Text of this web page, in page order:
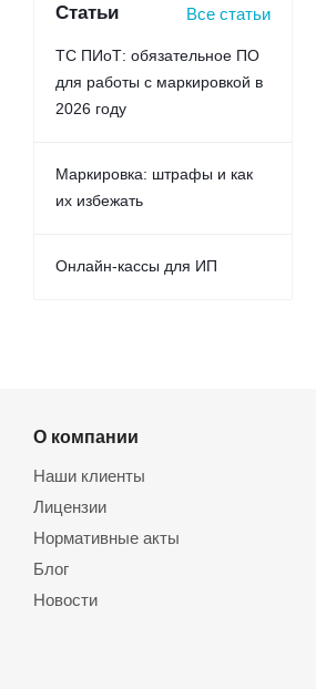
Статьи Все статьи
ТС ПИоТ: обязательное ПО
для работы с маркировкой в
2026 году
Маркировка: штрафы и как
их избежать
Онлайн-кассы для ИП
О компании
Наши клиенты
Лицензии
Нормативные акты
Блог
Новости